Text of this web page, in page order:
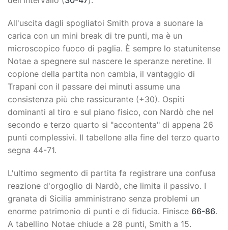
All'uscita dagli spogliatoi Smith prova a suonare la
carica con un mini break di tre punti, ma è un
microscopico fuoco di paglia. È sempre lo statunitense
Notae a spegnere sul nascere le speranze neretine. Il
copione della partita non cambia, il vantaggio di
Trapani con il passare dei minuti assume una
consistenza più che rassicurante (+30). Ospiti
dominanti al tiro e sul piano fisico, con Nardò che nel
secondo e terzo quarto si "accontenta" di appena 26
punti complessivi. Il tabellone alla fine del terzo quarto
segna 44-71.
L'ultimo segmento di partita fa registrare una confusa
reazione d'orgoglio di Nardò, che limita il passivo. I
granata di Sicilia amministrano senza problemi un
enorme patrimonio di punti e di fiducia. Finisce 66-86.
A tabellino Notae chiude a 28 punti, Smith a 15.